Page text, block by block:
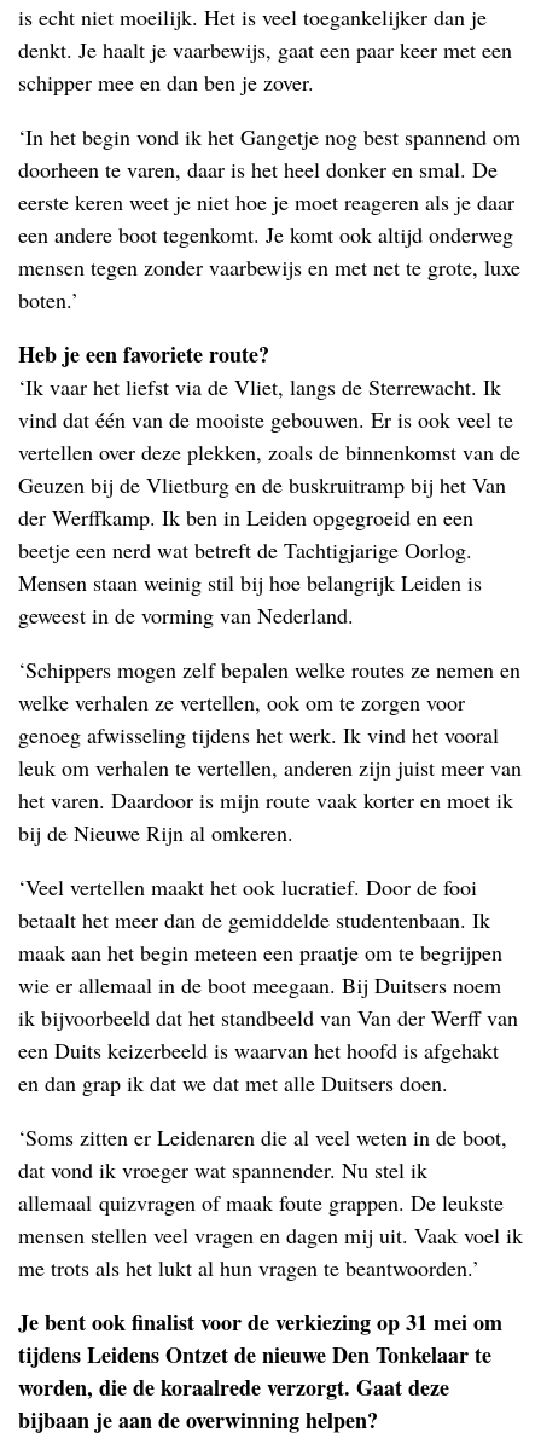
is echt niet moeilijk. Het is veel toegankelijker dan je
denkt. Je haalt je vaarbewijs, gaat een paar keer met een
schipper mee en dan ben je zover.
‘In het begin vond ik het Gangetje nog best spannend om
doorheen te varen, daar is het heel donker en smal. De
eerste keren weet je niet hoe je moet reageren als je daar
een andere boot tegenkomt. Je komt ook altijd onderweg
mensen tegen zonder vaarbewijs en met net te grote, luxe
boten.’
Heb je een favoriete route?
‘Ik vaar het liefst via de Vliet, langs de Sterrewacht. Ik
vind dat één van de mooiste gebouwen. Er is ook veel te
vertellen over deze plekken, zoals de binnenkomst van de
Geuzen bij de Vlietburg en de buskruitramp bij het Van
der Werffkamp. Ik ben in Leiden opgegroeid en een
beetje een nerd wat betreft de Tachtigjarige Oorlog.
Mensen staan weinig stil bij hoe belangrijk Leiden is
geweest in de vorming van Nederland.
‘Schippers mogen zelf bepalen welke routes ze nemen en
welke verhalen ze vertellen, ook om te zorgen voor
genoeg afwisseling tijdens het werk. Ik vind het vooral
leuk om verhalen te vertellen, anderen zijn juist meer van
het varen. Daardoor is mijn route vaak korter en moet ik
bij de Nieuwe Rijn al omkeren.
‘Veel vertellen maakt het ook lucratief. Door de fooi
betaalt het meer dan de gemiddelde studentenbaan. Ik
maak aan het begin meteen een praatje om te begrijpen
wie er allemaal in de boot meegaan. Bij Duitsers noem
ik bijvoorbeeld dat het standbeeld van Van der Werff van
een Duits keizerbeeld is waarvan het hoofd is afgehakt
en dan grap ik dat we dat met alle Duitsers doen.
‘Soms zitten er Leidenaren die al veel weten in de boot,
dat vond ik vroeger wat spannender. Nu stel ik
allemaal quizvragen of maak foute grappen. De leukste
mensen stellen veel vragen en dagen mij uit. Vaak voel ik
me trots als het lukt al hun vragen te beantwoorden.’
Je bent ook finalist voor de verkiezing op 31 mei om
tijdens Leidens Ontzet de nieuwe Den Tonkelaar te
worden, die de koraalrede verzorgt. Gaat deze
bijbaan je aan de overwinning helpen?